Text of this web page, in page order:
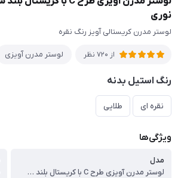
نوری
لوستر مدرن کریستالی آویز رنگ نقره
از 720 نظر لوستر مدرن آویزی
رنگ استیل بدنه
نقره ای طلایی
ویژگی‌ها
مدل
لوستر مدرن آویزی طرح C با کریستال بلند سایز 40